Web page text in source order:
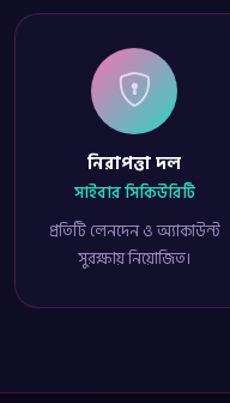
নিরাপত্তা দল
সাইবার সিকিউরিটি
প্রতিটি লেনদেন ও অ্যাকাউন্ট
সুরক্ষায় নিয়োজিত।